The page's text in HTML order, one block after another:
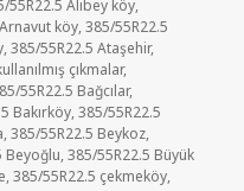
55R22.5 Alibey köy,
köy,385/55R22.5
,385/55R22.5 Ataşehir,
çıkmalar,
55R22.5 Bağcılar,
Bakırköy,385/55R22.5
,385/55R22.5 Beykoz,
Beyoğlu,385/55R22.5 Büyük
,385/55R22.5 çekmeköy,